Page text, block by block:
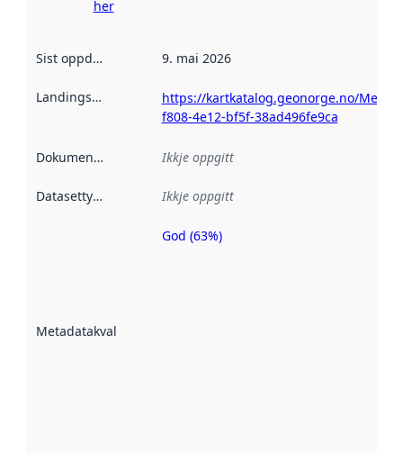
her
Sist oppdatert 9. mai 2026
Landingsside
https://kartkatalog.geonorge.no/
f808-4e12-bf5f-38ad496fe9ca
Dokumentasjon Ikkje oppgitt
Datasettype Ikkje oppgitt
Metadatakvalitet
Metadatakvalitet
God (63%)